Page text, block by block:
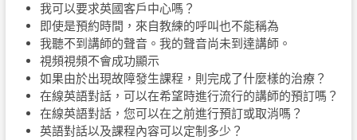
我可以要求英國客戶中心嗎？
即使是預約時間，來自教練的呼叫也不能稱為
我聽不到講師的聲音。我的聲音尚未到達講師。
視頻視頻不會成功顯示
如果由於出現故障發生課程，則完成了什麼樣的治療？
在線英語對話，可以在希望時進行流行的講師的預訂嗎？
在線英語對話，您可以在之前進行預訂或取消嗎？
英語對話以及課程內容可以定制多少？